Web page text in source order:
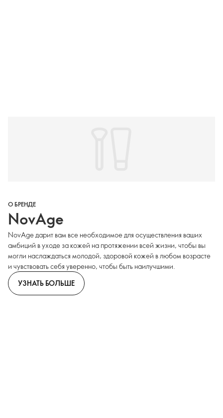
О БРЕНДЕ
NovAge
NovAge дарит вам все необходимое для осуществления ваших
амбиций в уходе за кожей на протяжении всей жизни, чтобы вы
могли наслаждаться молодой, здоровой кожей в любом возрасте
и чувствовать себя уверенно, чтобы быть наилучшими.
УЗНАТЬ БОЛЬШЕ